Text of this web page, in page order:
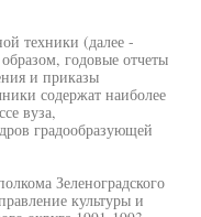
техники (далее -
годовые отчеты
и приказы
содержат наиболее
вуза,
градообразующей
Зеленоградского
культуры и